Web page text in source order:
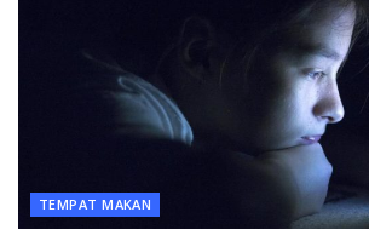
TEMPAT MAKAN